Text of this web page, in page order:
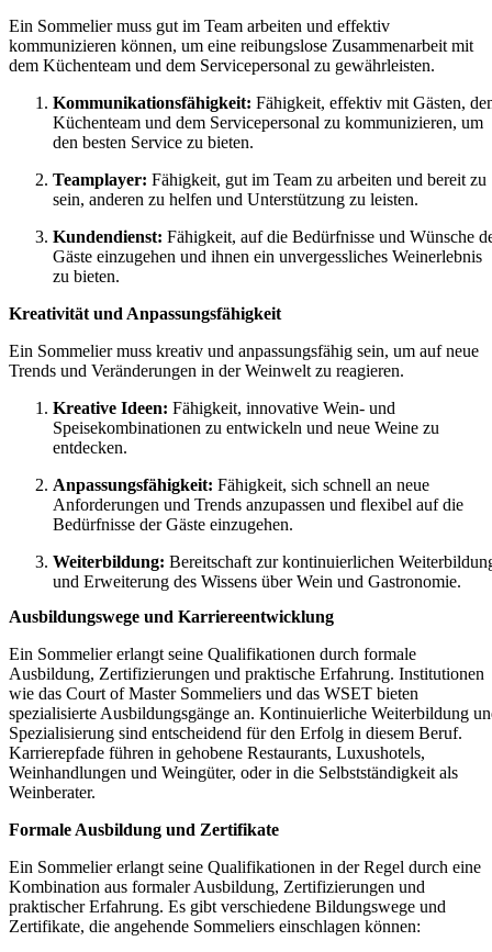
Ein Sommelier muss gut im Team arbeiten und effektiv
kommunizieren können, um eine reibungslose Zusammenarbeit mit
dem Küchenteam und dem Servicepersonal zu gewährleisten.
Kommunikationsfähigkeit: Fähigkeit, effektiv mit Gästen,
Küchenteam und dem Servicepersonal zu kommunizieren, um
den besten Service zu bieten.
Teamplayer: Fähigkeit, gut im Team zu arbeiten und bereit zu
sein, anderen zu helfen und Unterstützung zu leisten.
Kundendienst: Fähigkeit, auf die Bedürfnisse und Wünsche
Gäste einzugehen und ihnen ein unvergessliches Weinerlebnis
zu bieten.
Kreativität und Anpassungsfähigkeit
Ein Sommelier muss kreativ und anpassungsfähig sein, um auf neue
Trends und Veränderungen in der Weinwelt zu reagieren.
Kreative Ideen: Fähigkeit, innovative Wein- und
Speisekombinationen zu entwickeln und neue Weine zu
entdecken.
Anpassungsfähigkeit: Fähigkeit, sich schnell an neue
Anforderungen und Trends anzupassen und flexibel auf die
Bedürfnisse der Gäste einzugehen.
Weiterbildung: Bereitschaft zur kontinuierlichen
und Erweiterung des Wissens über Wein und Gastronomie.
Ausbildungswege und Karriereentwicklung
Ein Sommelier erlangt seine Qualifikationen durch formale
Ausbildung, Zertifizierungen und praktische Erfahrung. Institutionen
wie das Court of Master Sommeliers und das WSET bieten
spezialisierte Ausbildungsgänge an. Kontinuierliche Weiterbildung
Spezialisierung sind entscheidend für den Erfolg in diesem Beruf.
Karrierepfade führen in gehobene Restaurants, Luxushotels,
Weinhandlungen und Weingüter, oder in die Selbstständigkeit als
Weinberater.
Formale Ausbildung und Zertifikate
Ein Sommelier erlangt seine Qualifikationen in der Regel durch eine
Kombination aus formaler Ausbildung, Zertifizierungen und
praktischer Erfahrung. Es gibt verschiedene Bildungswege und
Zertifikate, die angehende Sommeliers einschlagen können: